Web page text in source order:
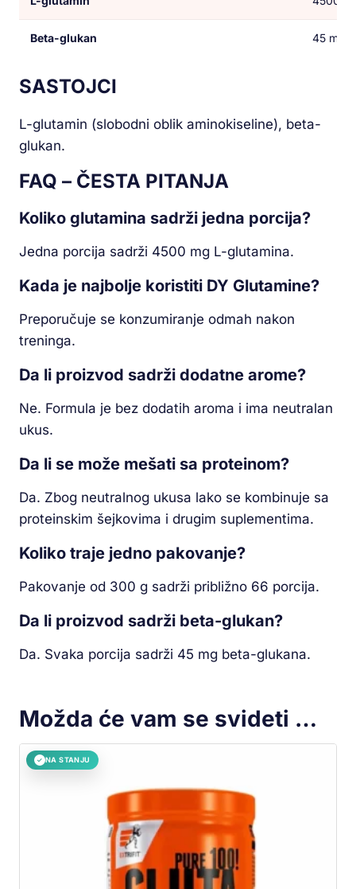
Beta-glukan 45 mg
SASTOJCI
L-glutamin (slobodni oblik aminokiseline), beta-
glukan.
FAQ – ČESTA PITANJA
Koliko glutamina sadrži jedna porcija?
Jedna porcija sadrži 4500 mg L-glutamina.
Kada je najbolje koristiti DY Glutamine?
Preporučuje se konzumiranje odmah nakon
treninga.
Da li proizvod sadrži dodatne arome?
Ne. Formula je bez dodatih aroma i ima neutralan
ukus.
Da li se može mešati sa proteinom?
Da. Zbog neutralnog ukusa lako se kombinuje sa
proteinskim šejkovima i drugim suplementima.
Koliko traje jedno pakovanje?
Pakovanje od 300 g sadrži približno 66 porcija.
Da li proizvod sadrži beta-glukan?
Da. Svaka porcija sadrži 45 mg beta-glukana.
Možda će vam se svideti …
✓ NA STANJU